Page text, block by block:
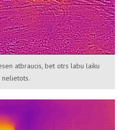
atbraucis, bet otrs labu laiku
nelietots.